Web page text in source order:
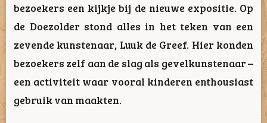
bezoekers een kijkje bij de nieuwe expositie. Op
de Doezolder stond alles in het teken van een
zevende kunstenaar, Luuk de Greef. Hier konden
bezoekers zelf aan de slag als gevelkunstenaar –
een activiteit waar vooral kinderen enthousiast
gebruik van maakten.